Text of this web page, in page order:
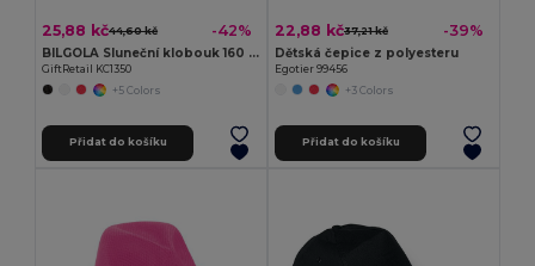
25,88 kč44,60 kč -42%
BILGOLA Sluneční klobouk 160 gr/m²
GiftRetail KC1350
+5 Colors
Přidat do košíku
22,88 kč37,21 kč -39%
Dětská čepice z polyesteru
Egotier 99456
+3 Colors
Přidat do košíku